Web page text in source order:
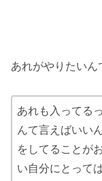
あれがやりたいん
あれも入ってる
んて言えばいい
をしてることが
い自分にとって